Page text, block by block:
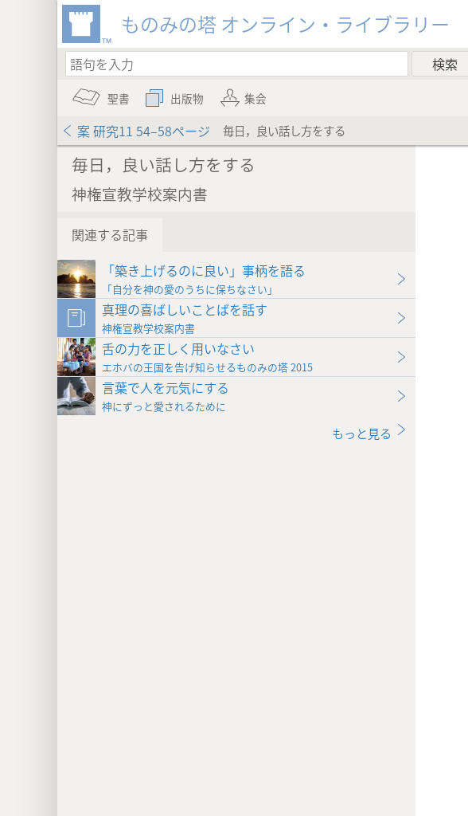
ものみの塔 オンライン・ライブラリー
聖書 出版物 集会
案 研究11 54–58ページ 毎日，良い話し方をする
毎日，良い話し方をする
神権宣教学校案内書
関連する記事
「築き上げるのに良い」事柄を語る
「自分を神の愛のうちに保ちなさい」
真理の喜ばしいことばを話す
神権宣教学校案内書
舌の力を正しく用いなさい
エホバの王国を告げ知らせるものみの塔 2015
言葉で人を元気にする
神にずっと愛されるために
もっと見る